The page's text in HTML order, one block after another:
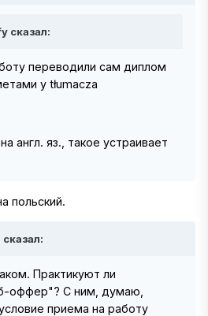
сказал:
переводили сам диплом
у tłumacza
англ. яз., такое устраивает
польский.
Практикуют ли
оффер"? С ним, думаю,
приема на работу